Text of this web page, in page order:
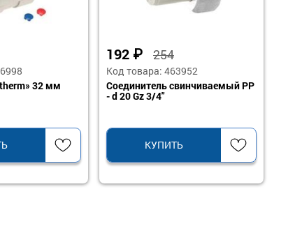
32 мм
192 ₽ 254
Код товара: 463952
Соединитель свинчиваемый PP
- d 20 Gz 3/4"
КУПИТЬ